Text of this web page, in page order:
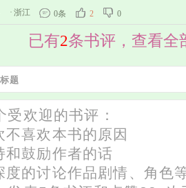
· 浙江 0条 2 0
已有2条书评，查看全